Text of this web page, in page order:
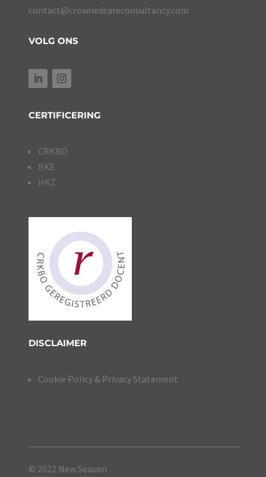
contact@crownedcareconsultancy.com
VOLG ONS
CERTIFICERING
CRKBO
BKE
HKZ
DISCLAIMER
Cookie Policy & Privacy Statement
© 2022 New Season